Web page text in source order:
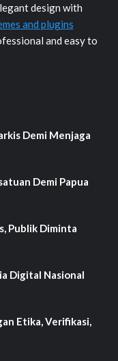
design with
and plugins
and easy to
Demi Menjaga
Demi Papua
Publik Diminta
Digital Nasional
Etika, Verifikasi,